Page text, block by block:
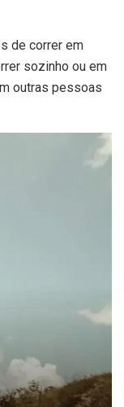
de correr em
sozinho ou em
outras pessoas